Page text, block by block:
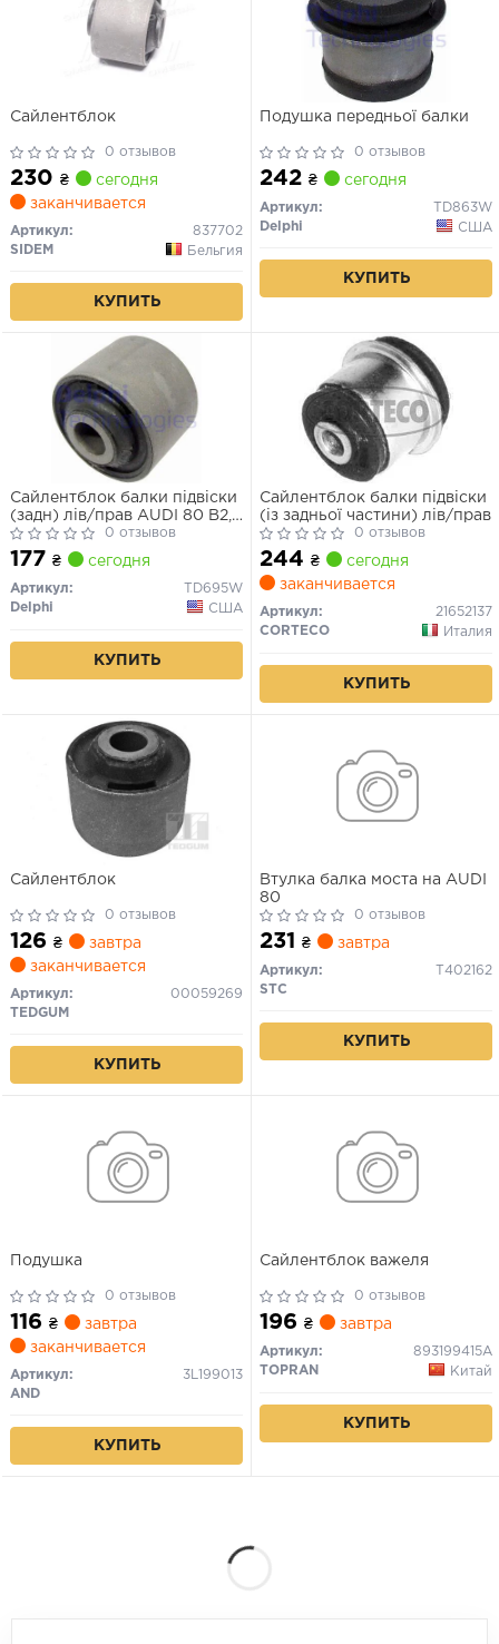
Сайлентблок
0 отзывов
230 ₴
сегодня
заканчивается
Артикул:
837702
SIDEM
Бельгия
КУПИТЬ
Подушка передньої балки
0 отзывов
242 ₴ сегодня
Артикул:
TD863W
Delphi
США
КУПИТЬ
Сайлентблок балки підвіски
(задн) лів/прав AUDI 80 B2,
80 B3, 90 B2, 90 B3,
CABRIOLET B3, COUPE B2,
COUPE B3 1.3-2.8 08.78-
08.00
0 отзывов
177 ₴ сегодня
Артикул:
TD695W
Delphi
США
КУПИТЬ
Сайлентблок балки підвіски
(із задньої частини) лів/прав
0 отзывов
244 ₴
сегодня
заканчивается
Артикул:
21652137
CORTECO
Италия
КУПИТЬ
Сайлентблок
0 отзывов
126 ₴
завтра
заканчивается
Артикул:
00059269
TEDGUM
КУПИТЬ
Втулка балка моста на AUDI
80
0 отзывов
231 ₴ завтра
Артикул:
T402162
STC
КУПИТЬ
Подушка
0 отзывов
116 ₴
завтра
заканчивается
Артикул:
3L199013
AND
КУПИТЬ
Сайлентблок важеля
0 отзывов
196 ₴ завтра
Артикул:
893199415A
TOPRAN
Китай
КУПИТЬ